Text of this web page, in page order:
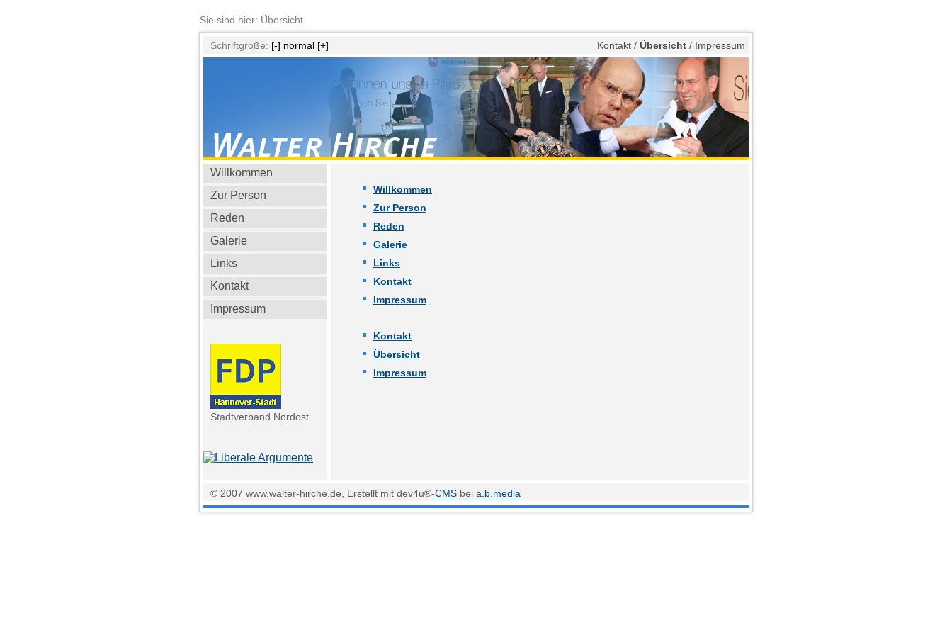
Sie sind hier: Übersicht
Schriftgröße: [-] normal [+] Kontakt / Übersicht / Impressum
Willkommen
Zur Person
Reden
Galerie
Links
Kontakt
Impressum
Stadtverband Nordost
Willkommen
Zur Person
Reden
Galerie
Links
Kontakt
Impressum
Kontakt
Übersicht
Impressum
© 2007 www.walter-hirche.de, Erstellt mit dev4u®-CMS bei a.b.media